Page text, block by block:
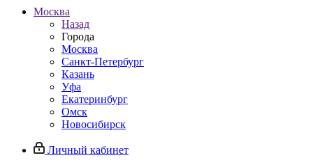
Москва
Назад
Города
Москва
Санкт-Петербург
Казань
Уфа
Екатеринбург
Омск
Новосибирск
Личный кабинет